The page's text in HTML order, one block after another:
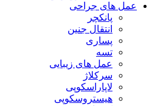
عمل های جراحی
پانکچر
انتقال جنین
پساری
تسه
عمل های زیبایی
سرکلاژ
لاپاراسکوپی
هیستروسکوپی